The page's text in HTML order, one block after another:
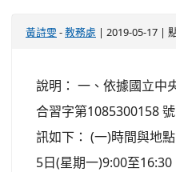
黃詩雯 -教務處 | 2019-05-17 |
說明： 一、依據國立中
合習字第1085300158
訊如下： (一)時間與地
5日(星期一)9:00至